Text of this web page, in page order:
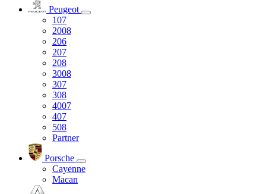
Peugeot
107
2008
206
207
208
3008
307
308
4007
407
508
Partner
Porsche
Cayenne
Macan